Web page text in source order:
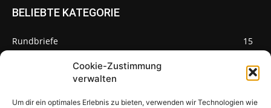
Cookie-Zustimmung
verwalten
Um dir ein optimales Erlebnis zu bieten, verwenden wir Technologien wie
BELIEBTE KATEGORIE
Rundbriefe
15